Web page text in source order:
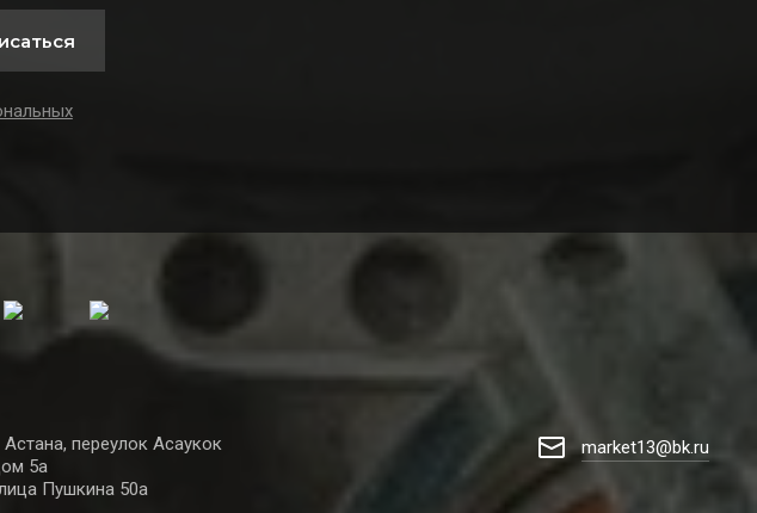
Астана, переулок Асаукок
5а
Пушкина 50а
market13@bk.ru